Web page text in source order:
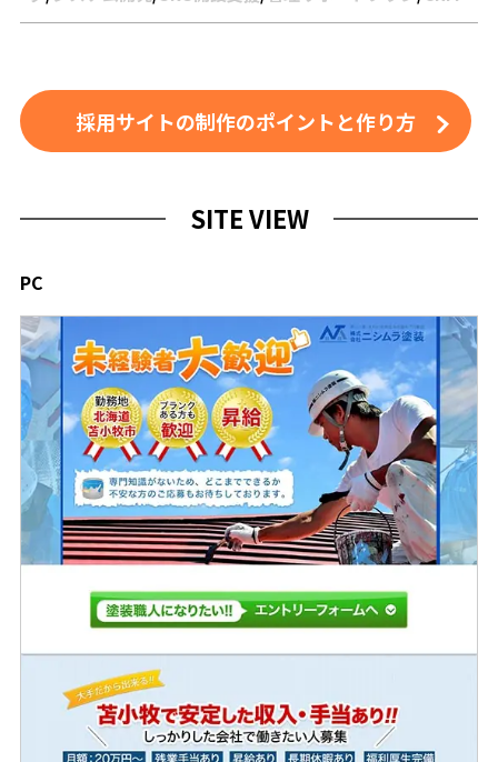
採用サイトの制作のポイントと作り方
SITE VIEW
PC